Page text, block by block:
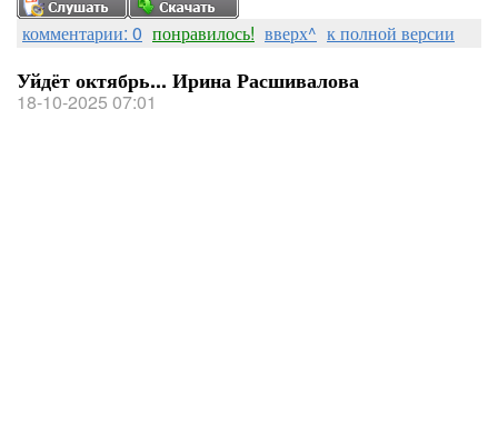
комментарии: 0 понравилось! вверх^ к полной версии
Уйдёт октябрь... Ирина Расшивалова
18-10-2025 07:01